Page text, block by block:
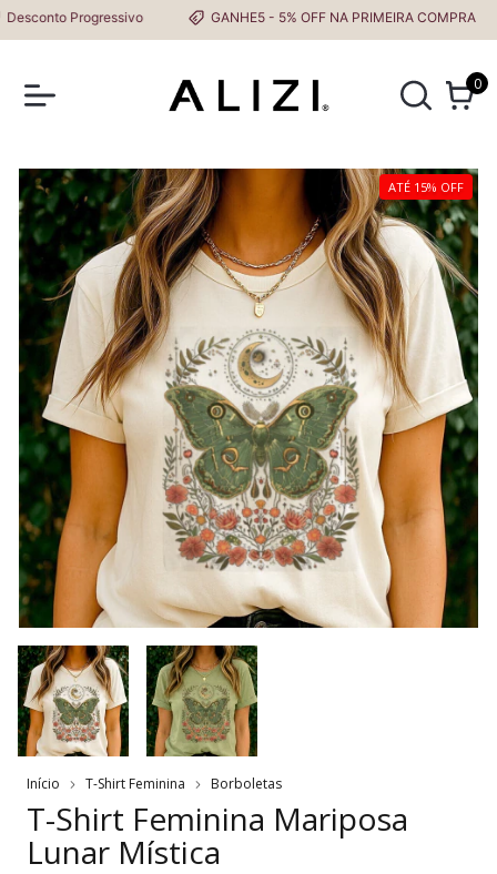
Progressivo GANHE5 - 5% OFF NA PRIMEIRA COMPRA
0
ATÉ 15% OFF
Início T-Shirt Feminina Borboletas
T-Shirt Feminina Mariposa
Lunar Mística